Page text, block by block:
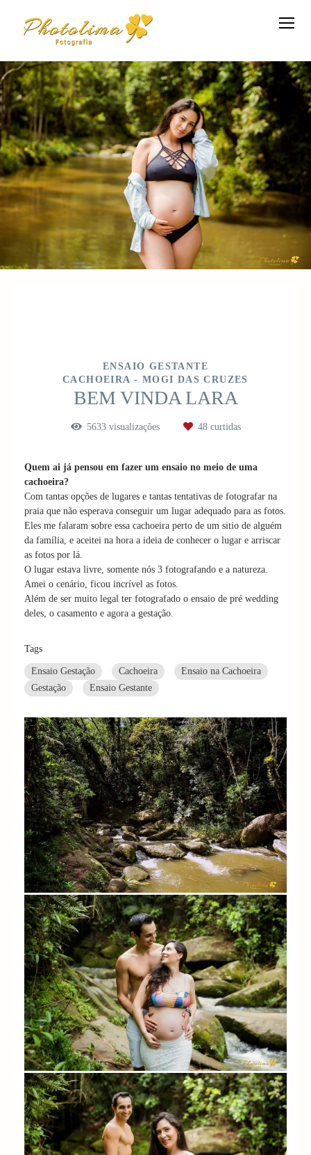
ENSAIO GESTANTE
CACHOEIRA - MOGI DAS CRUZES
BEM VINDA LARA
5633visualizações 48curtidas
Quem ai já pensou em fazer um ensaio no meio de uma
cachoeira?
Com tantas opções de lugares e tantas tentativas de fotografar na
praia que não esperava conseguir um lugar adequado para as fotos.
Eles me falaram sobre essa cachoeira perto de um sitio de alguém
da família, e aceitei na hora a ideia de conhecer o lugar e arriscar
as fotos por lá.
O lugar estava livre, somente nós 3 fotografando e a natureza.
Amei o cenário, ficou incrível as fotos.
Além de ser muito legal ter fotografado o ensaio de pré wedding
deles, o casamento e agora a gestação.
Tags
Ensaio Gestação Cachoeira
Ensaio na Cachoeira
Gestação
Ensaio Gestante